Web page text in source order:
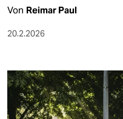
Von Reimar Paul
20.2.2026